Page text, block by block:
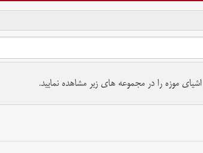
موزه را در مجموعه های زیر مشاهده نمایید.
برای موسسه کتابخانه و موزه ملی ملک محفوظ است.